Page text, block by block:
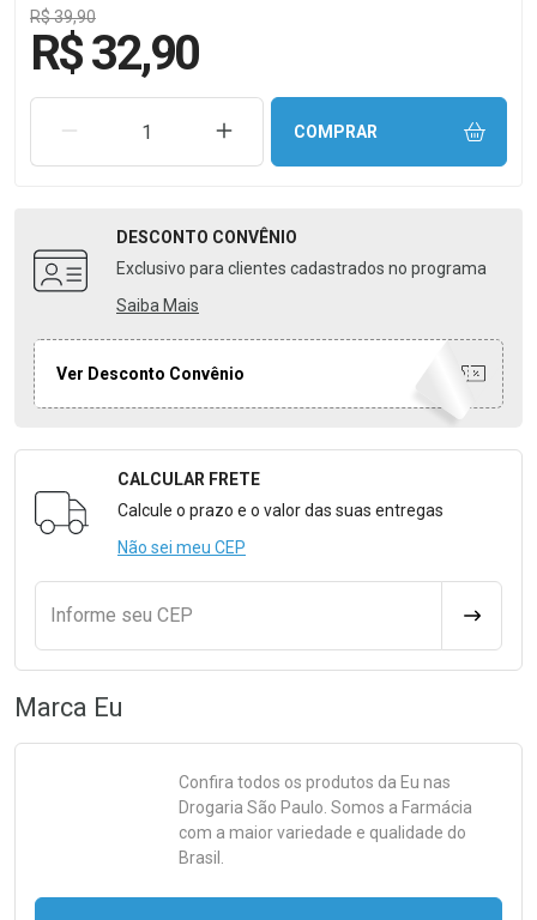
R$ 39,90
R$ 32,90
REMOVER UMA UNIDADEAUMENTAR UMA UNIDADE
COMPRAR
DESCONTO CONVÊNIO
Exclusivo para clientes cadastrados no programa
Saiba Mais
Ver Desconto Convênio
Formulário para Calcular o Frete
CALCULAR FRETE
Calcule o prazo e o valor das suas entregas
Não sei meu CEP
Informe seu CEP
Marca Eu
Confira todos os produtos da Eu nas
Drogaria São Paulo. Somos a Farmácia
com a maior variedade e qualidade do
Brasil.